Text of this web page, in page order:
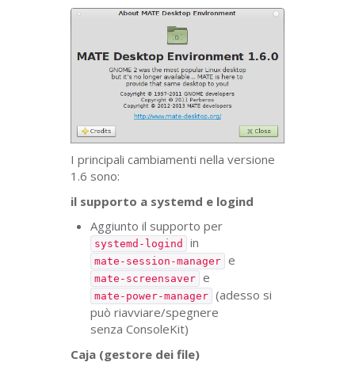
I principali cambiamenti nella versione
1.6 sono:
il supporto a systemd e logind
Aggiunto il supporto per
systemd-logind in
mate-session-manager e
mate-screensaver e
mate-power-manager (adesso si
può riavviare/spegnere
senza ConsoleKit)
Caja (gestore dei file)